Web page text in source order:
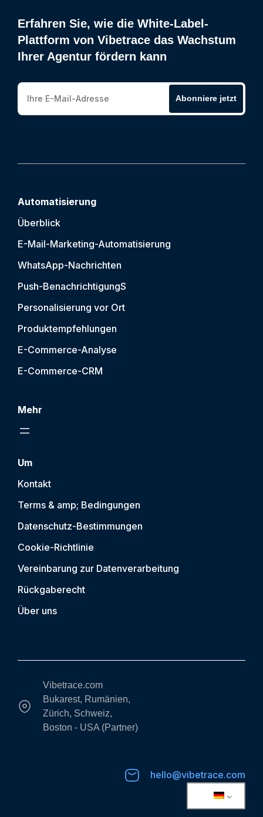
Erfahren Sie, wie die White-Label-
Plattform von Vibetrace das Wachstum
Ihrer Agentur fördern kann
Abonniere jetzt
Automatisierung
Überblick
E-Mail-Marketing-Automatisierung
WhatsApp-Nachrichten
Push-BenachrichtigungS
Personalisierung vor Ort
Produktempfehlungen
E-Commerce-Analyse
E-Commerce-CRM
Mehr
Um
Kontakt
Terms & amp; Bedingungen
Datenschutz-Bestimmungen
Cookie-Richtlinie
Vereinbarung zur Datenverarbeitung
Rückgaberecht
Über uns
Vibetrace.com
Bukarest, Rumänien,
Zürich, Schweiz,
Boston - USA (Partner)
hello@vibetrace.com